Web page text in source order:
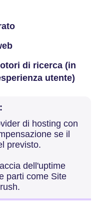
di ricerca (in
utente)
di hosting con
se il
previsto.
dell'uptime
parti come Site